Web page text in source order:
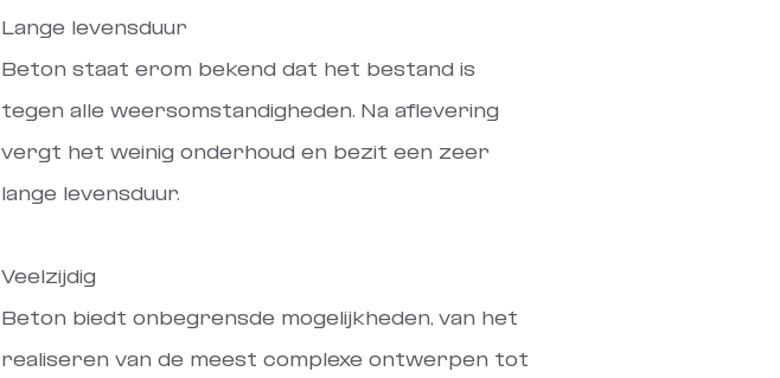
Lange levensduur
Beton staat erom bekend dat het bestand is
tegen alle weersomstandigheden. Na aflevering
vergt het weinig onderhoud en bezit een zeer
lange levensduur.
Veelzijdig
Beton biedt onbegrensde mogelijkheden, van het
realiseren van de meest complexe ontwerpen tot